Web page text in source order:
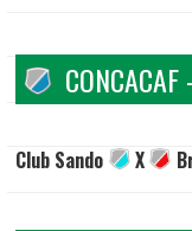
Club Sando X